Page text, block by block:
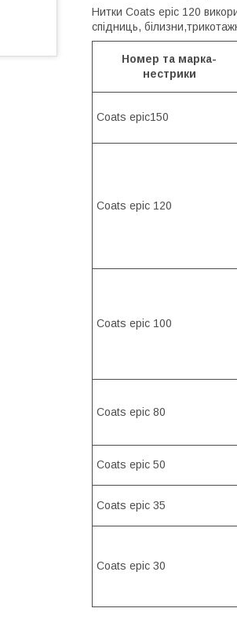
Нитки Сoats epic 120
спідниць,
Номер та марка-
нестрики
Coats epic150
Coats epic 120
Coats epic 100
Coats epic 80
Coats epic 50
Coats epic 35
Coats epic 30